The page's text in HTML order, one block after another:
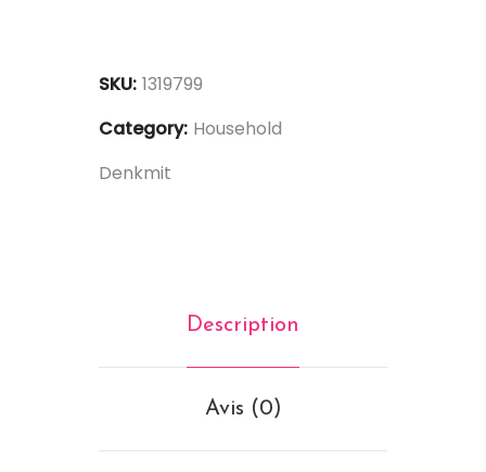
SKU: 1319799
Category: Household
Denkmit
Description
Avis (0)